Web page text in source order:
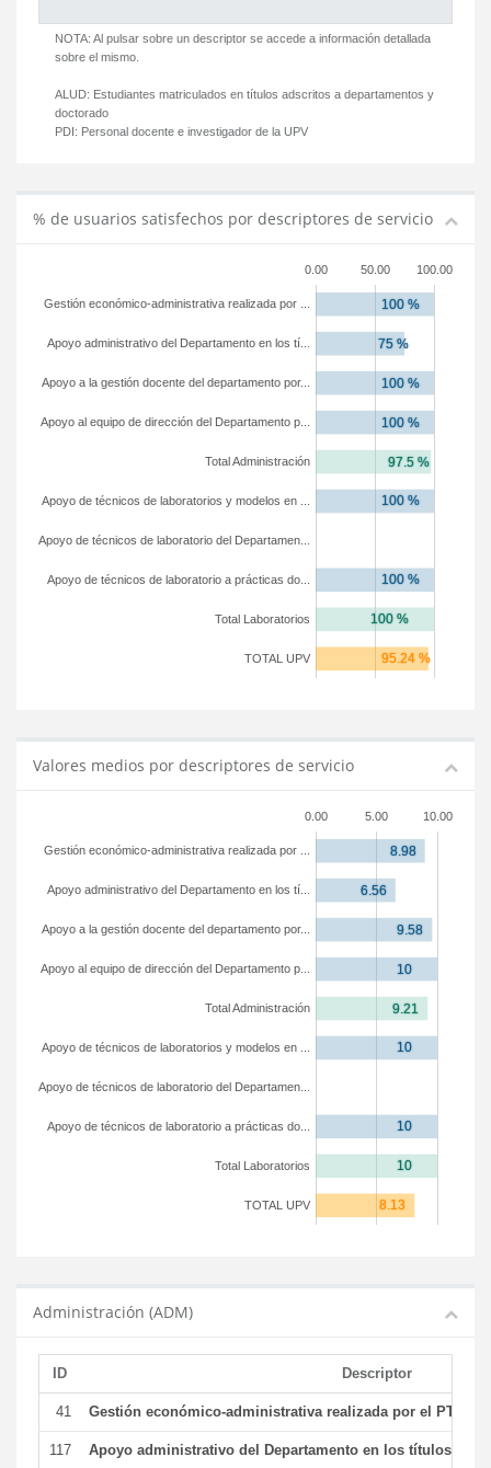
NOTA: Al pulsar sobre un descriptor se accede a información detallada
sobre el mismo.
ALUD: Estudiantes matriculados en títulos adscritos a departamentos y
doctorado
PDI: Personal docente e investigador de la UPV
% de usuarios satisfechos por descriptores de servicio
0.00 50.00 100.00
TOTAL UPV
Total Laboratorios
Apoyo de técnicos de laboratorio a prácticas do...
Apoyo de técnicos de laboratorio del Departamen...
Apoyo de técnicos de laboratorios y modelos en ...
Total Administración
Apoyo al equipo de dirección del Departamento p...
Apoyo a la gestión docente del departamento por...
Apoyo administrativo del Departamento en los tí...
Gestión económico-administrativa realizada por ...
Valores medios por descriptores de servicio
0.00 5.00 10.00
TOTAL UPV
Total Laboratorios
Apoyo de técnicos de laboratorio a prácticas do...
Apoyo de técnicos de laboratorio del Departamen...
Apoyo de técnicos de laboratorios y modelos en ...
Total Administración
Apoyo al equipo de dirección del Departamento p...
Apoyo a la gestión docente del departamento por...
Apoyo administrativo del Departamento en los tí...
Gestión económico-administrativa realizada por ...
Administración (ADM)
ID Descriptor
41 Gestión económico-administrativa realizada por el PTGAS
117 Apoyo administrativo del Departamento en los títulos de